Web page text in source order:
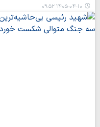
۱۴۰۵-۰۴-۱۰ ۰۹:۵۲